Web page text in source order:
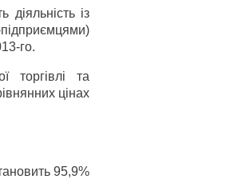
діяльність із
підприємцями)
го.
торгівлі та
цінах
95,9%